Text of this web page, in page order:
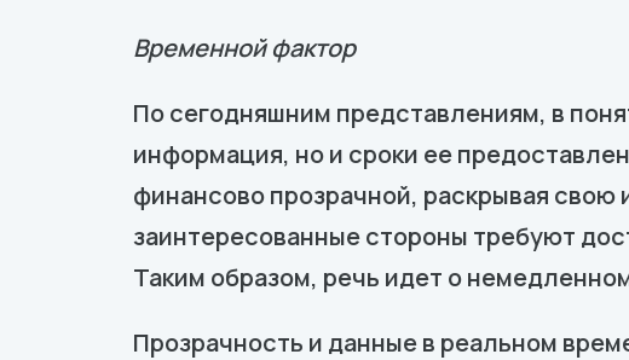
Временной фактор
По сегодняшним представлениям, в
информация, но и сроки ее
финансово прозрачной, раскрывая
заинтересованные стороны требуют
Таким образом, речь идет о
Прозрачность и данные в реальном